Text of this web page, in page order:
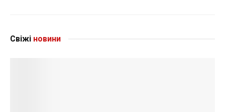
Свіжі новини